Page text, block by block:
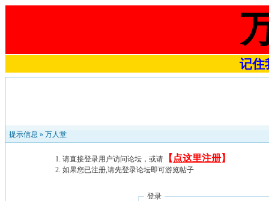
记住
提示信息 » 万人堂
请直接登录用户访问论坛，或请 【 点这里注册】
如果您已注册,请先登录论坛即可游览帖子
登录